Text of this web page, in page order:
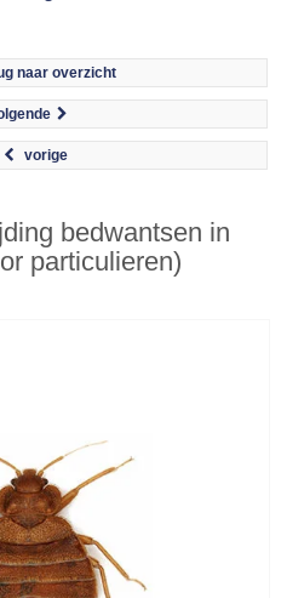
naar overzicht
vorige
bedwantsen in
particulieren)